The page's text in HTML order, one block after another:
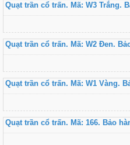
Quạt trần cổ trấn. Mã: W3 Trắng.
Quạt trần cổ trấn. Mã: W2 Đen.
Quạt trần cổ trấn. Mã: W1 Vàng.
Quạt trần cổ trấn. Mã: 166. Bảo